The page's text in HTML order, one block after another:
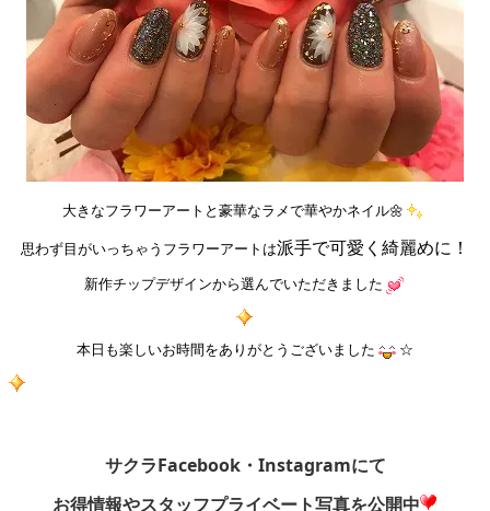
大きなフラワーアートと豪華なラメで華やかネイル🌼
思わず目がいっちゃうフラワーアートは派手で可愛く綺麗めに！
新作チップデザインから選んでいただきました
本日も楽しいお時間をありがとうございました ☆
サクラFacebook・Instagramにて
お得情報やスタッフプライベート写真を公開中